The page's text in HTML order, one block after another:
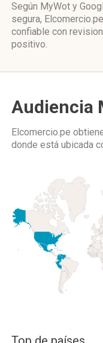
Según MyWot y
segura,
confiable con
positivo.
Audiencia
Elcomercio.pe
donde está ubicada